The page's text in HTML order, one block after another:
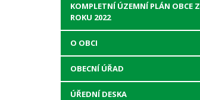
KOMPLETNÍ ÚZEMNÍ PLÁN OBCE Z
ROKU 2022
O OBCI
OBECNÍ ÚŘAD
ÚŘEDNÍ DESKA